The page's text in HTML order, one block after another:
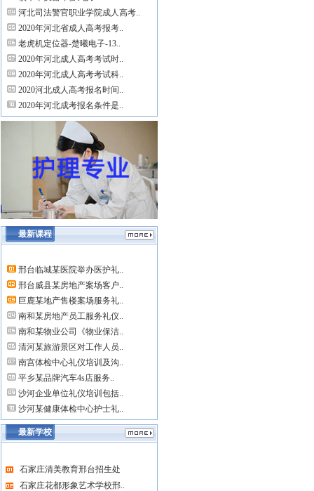
河北司法警官职业学院成人高考..
2020年河北省成人高考报考..
老虎机定位器-楚曦电子-13..
2020年河北成人高考考试时..
2020年河北成人高考考试科..
2020河北成人高考报名时间..
2020年河北成考报名条件是..
最新课程
邢台临城某医院举办医护礼..
邢台威县某房地产案场客户..
巨鹿某地产售楼案场服务礼..
南和某房地产员工服务礼仪..
南和某物业公司《物业保洁..
清河某旅游景区对工作人员..
南宫体检中心礼仪培训及沟..
平乡某品牌汽车4s店服务..
沙河企业单位礼仪培训包括..
沙河某健康体检中心护士礼..
最新学校
石家庄清美教育邢台招生处
石家庄花都形象艺术学校邢..